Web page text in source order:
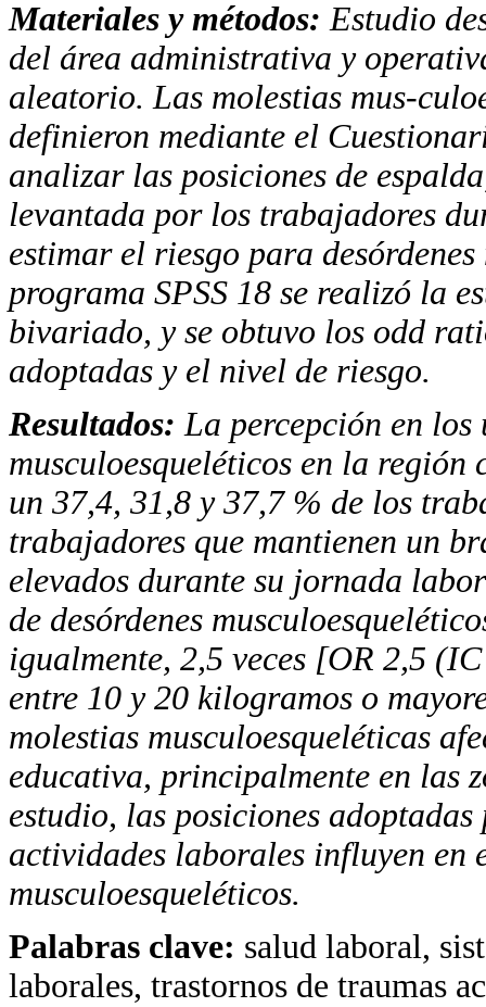
Materiales y métodos:Estudio
del área administrativa y
aleatorio. Las molestias mus-
definieron mediante el
analizar las posiciones de
levantada por los trabajadores
estimar el riesgo para
programa SPSS 18 se realizó la
bivariado, y se obtuvo los odd
adoptadas y el nivel de riesgo.
Resultados:La percepción en los
musculoesqueléticos en la
un 37,4, 31,8 y 37,7 % de los
trabajadores que mantienen un
elevados durante su jornada
de desórdenes
igualmente, 2,5 veces [OR 2,5
entre 10 y 20 kilogramos o
molestias musculoesqueléticas
educativa, principalmente en las
estudio, las posiciones
actividades laborales influyen en
musculoesqueléticos.
Palabras clave: salud laboral,
laborales, trastornos de traumas